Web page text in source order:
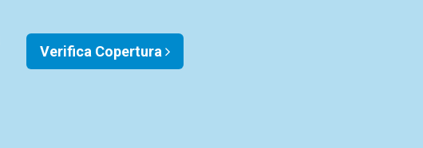
Verifica Copertura